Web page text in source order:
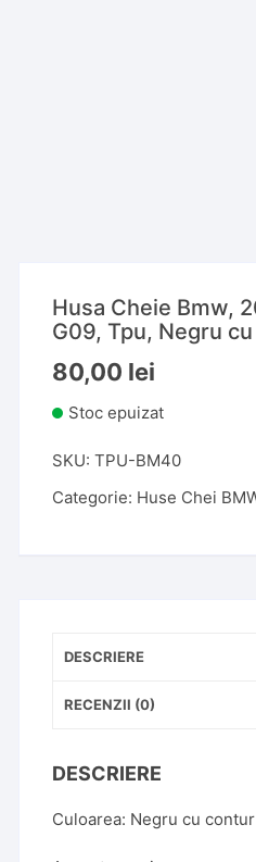
Husa Cheie Bmw,
G09, Tpu, Negru
80,00 lei
Stoc epuizat
SKU:TPU-BM40
Categorie: Huse Chei
DESCRIERE
RECENZII (0)
DESCRIERE
Culoarea: Negru cu